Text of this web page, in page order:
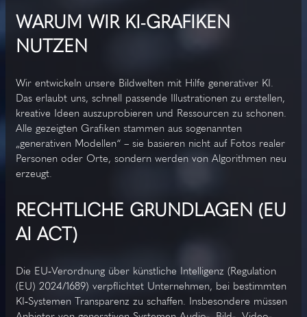
WARUM WIR KI‑GRAFIKEN
NUTZEN
Wir entwickeln unsere Bildwelten mit Hilfe generativer KI.
Das erlaubt uns, schnell passende Illustrationen zu erstellen,
kreative Ideen auszuprobieren und Ressourcen zu schonen.
Alle gezeigten Grafiken stammen aus sogenannten
„generativen Modellen“ – sie basieren nicht auf Fotos realer
Personen oder Orte, sondern werden von Algorithmen neu
erzeugt.
RECHTLICHE GRUNDLAGEN (EU
AI ACT)
Die EU‑Verordnung über künstliche Intelligenz (Regulation
(EU) 2024/1689) verpflichtet Unternehmen, bei bestimmten
KI‑Systemen Transparenz zu schaffen. Insbesondere müssen